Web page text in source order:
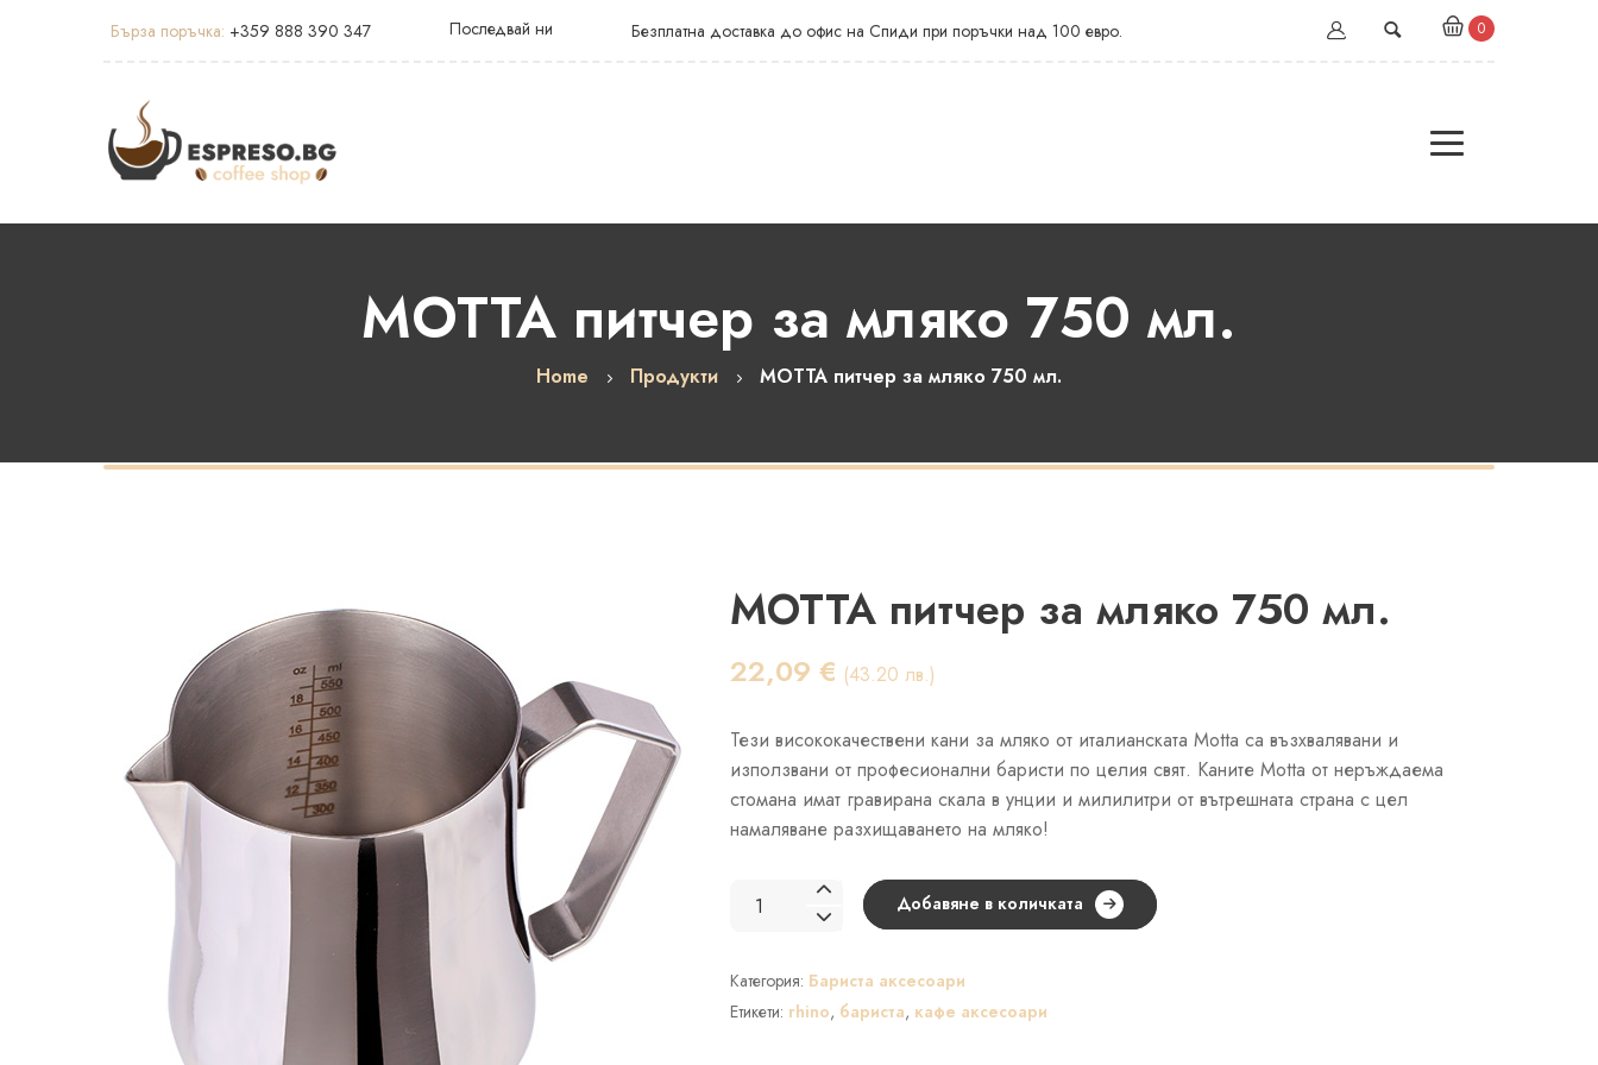
Бърза поръчка: +359 888 390 347 Последвай ни Безплатна доставка до офис на Спиди при поръчки над 100 евро. 0
MOTTA питчер за мляко 750 мл.
Home Продукти MOTTA питчер за мляко 750 мл.
MOTTA питчер за мляко 750 мл.
22,09 € (43.20 лв.)
Тези висококачествени кани за мляко от италианската Motta са възхвалявани и
използвани от професионални баристи по целия свят. Каните Motta от неръждаема
стомана имат гравирана скала в унции и милилитри от вътрешната страна с цел
намаляване разхищаването на мляко!
количество
питчер
за
Добавяне в количката
Категория: Бариста аксесоари
Етикети: rhino, бариста, кафе аксесоари